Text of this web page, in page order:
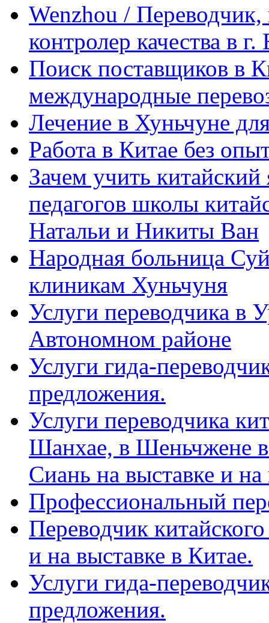
Wenzhou / Переводчик,
контролер качества в
Поиск поставщиков в
международные
Лечение в Хуньчуне
Работа в Китае без
Зачем учить
педагогов школы
Натальи и Никиты Ван
Народная больница
клиникам Хуньчуня
Услуги переводчика в
Автономном районе
Услуги гида-
предложения.
Услуги переводчика
Шанхае, в Шеньчжене
Сиань на выставке и
Профессиональный
Переводчик
и на выставке в Китае.
Услуги гида-
предложения.